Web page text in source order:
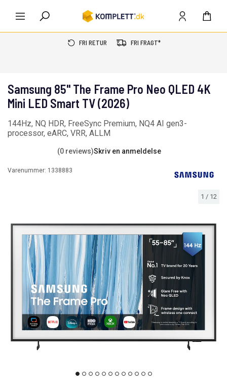
FRI RETUR FRI FRAGT*
1 / 12
Samsung 85" The Frame Pro Neo QLED 4K
Mini LED Smart TV (2026)
144Hz, NQ HDR, FreeSync Premium, NQ4 AI gen3-
processor, eARC, VRR, ALLM
(0 reviews)Skriv en anmeldelse
Varenummer: 1338883